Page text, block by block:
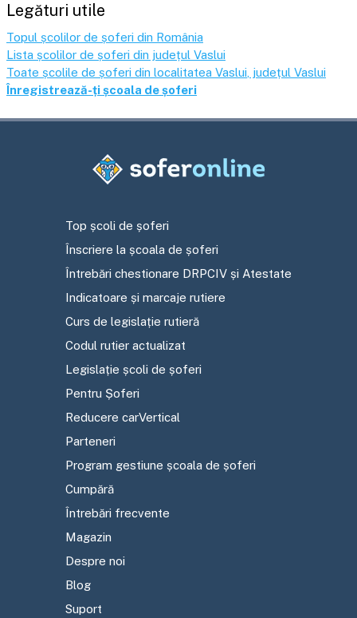
Legături utile
Topul școlilor de șoferi din România
Lista școlilor de șoferi din județul Vaslui
Toate școlile de șoferi din localitatea Vaslui , județul Vaslui
Înregistrează-ți școala de șoferi
Top școli de șoferi
Înscriere la școala de șoferi
Întrebări chestionare DRPCIV și Atestate
Indicatoare și marcaje rutiere
Curs de legislație rutieră
Codul rutier actualizat
Legislație școli de șoferi
Pentru Șoferi
Reducere carVertical
Parteneri
Program gestiune școala de șoferi
Cumpără
Întrebări frecvente
Magazin
Despre noi
Blog
Suport